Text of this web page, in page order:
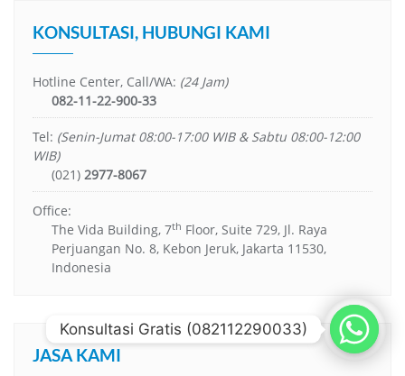
KONSULTASI, HUBUNGI KAMI
Hotline Center, Call/WA: (24 Jam)
082-11-22-900-33
Tel: (Senin-Jumat 08:00-17:00 WIB & Sabtu 08:00-12:00
WIB)
(021) 2977-8067
Office:
The Vida Building, 7th Floor, Suite 729, Jl. Raya
Perjuangan No. 8, Kebon Jeruk, Jakarta 11530,
Indonesia
JASA KAMI
Konsultasi Gratis (082112290033)